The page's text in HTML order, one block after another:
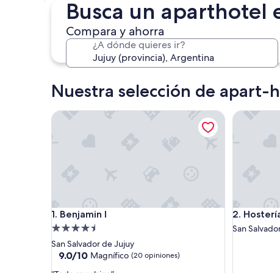
Busca un aparthotel
Compara y ahorra
¿A dónde quieres ir?
30 oct. - 1 nov.
Nuestra selección de apart-
1. Benjamin I
Benjamin I
Propiedad
de
4.5
estrellas
San Salvador de Jujuy
9.0
9.0/10 Magnífico (20 opiniones)
Benjamin I
2.
Hostería
San
Hostería